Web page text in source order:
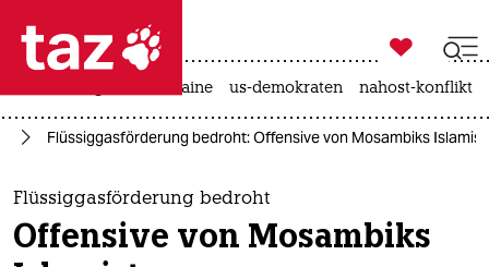
 taz zahl ich
taz zahl ich
themen
politik

taz zahl ich
krieg in der ukraine us-demokraten nahost-konflikt
Flüssiggasförderung bedroht: Offensive von Mosambiks
Flüssiggasförderung bedroht
Offensive von Mosambiks